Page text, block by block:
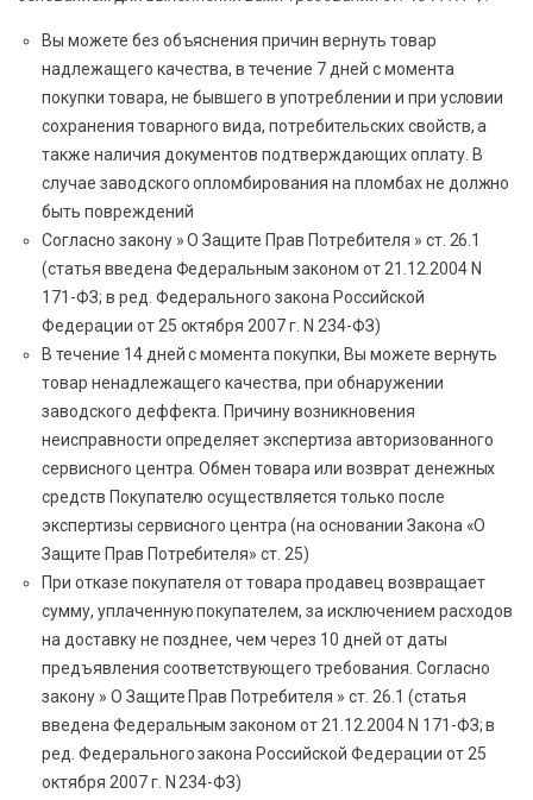
Вы можете без объяснения причин вернуть товар
надлежащего качества, в течение 7 дней с момента
покупки товара, не бывшего в употреблении и при условии
сохранения товарного вида, потребительских свойств, а
также наличия документов подтверждающих оплату. В
случае заводского опломбирования на пломбах не должно
быть повреждений
Согласно закону » О Защите Прав Потребителя » ст. 26.1
(статья введена Федеральным законом от 21.12.2004 N
171-ФЗ; в ред. Федерального закона Российской
Федерации от 25 октября 2007 г. N 234-ФЗ)
В течение 14 дней с момента покупки, Вы можете вернуть
товар ненадлежащего качества, при обнаружении
заводского деффекта. Причину возникновения
неисправности определяет экспертиза авторизованного
сервисного центра. Обмен товара или возврат денежных
средств Покупателю осуществляется только после
экспертизы сервисного центра (на основании Закона «О
Защите Прав Потребителя» ст. 25)
При отказе покупателя от товара продавец возвращает
сумму, уплаченную покупателем, за исключением расходов
на доставку не позднее, чем через 10 дней от даты
предъявления соответствующего требования. Согласно
закону » О Защите Прав Потребителя » ст. 26.1 (статья
введена Федеральным законом от 21.12.2004 N 171-ФЗ; в
ред. Федерального закона Российской Федерации от 25
октября 2007 г. N 234-ФЗ)